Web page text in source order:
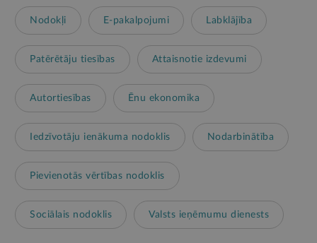
Nodokļi E-pakalpojumi Labklājība
Patērētāju tiesības Attaisnotie izdevumi
Autortiesības Ēnu ekonomika
Iedzīvotāju ienākuma nodoklis Nodarbinātība
Pievienotās vērtības nodoklis
Sociālais nodoklis Valsts ieņēmumu dienests